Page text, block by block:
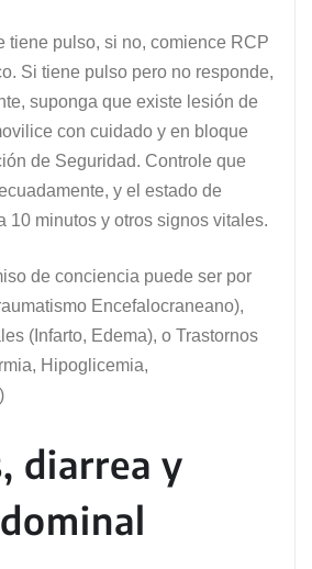
tiene pulso, si no, comience RCP
Si tiene pulso pero no responde,
suponga que existe lesión de
con cuidado y en bloque
de Seguridad. Controle que
y el estado de
10 minutos y otros signos vitales.
de conciencia puede ser por
Encefalocraneano),
(Infarto, Edema), o Trastornos
Hipoglicemia,
diarrea y